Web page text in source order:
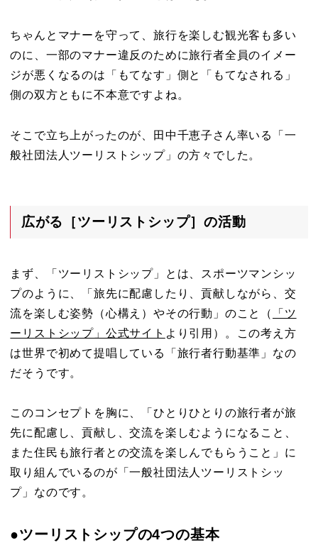
ちゃんとマナーを守って、旅行を楽しむ観光客も多い
のに、一部のマナー違反のために旅行者全員のイメー
ジが悪くなるのは「もてなす」側と「もてなされる」
側の双方ともに不本意ですよね。
そこで立ち上がったのが、田中千恵子さん率いる「一
般社団法人ツーリストシップ」の方々でした。
広がる［ツーリストシップ］の活動
まず、「ツーリストシップ」とは、スポーツマンシッ
プのように、「旅先に配慮したり、貢献しながら、交
流を楽しむ姿勢（心構え）やその行動」のこと（
「ツ
ーリストシップ」公式サイト より引用）。この考え方
は世界で初めて提唱している「旅行者行動基準」なの
だそうです。
このコンセプトを胸に、「ひとりひとりの旅行者が旅
先に配慮し、貢献し、交流を楽しむようになること、
また住民も旅行者との交流を楽しんでもらうこと」に
取り組んでいるのが「一般社団法人ツーリストシッ
プ」なのです。
●ツーリストシップの4つの基本